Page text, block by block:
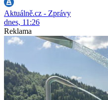
Aktuálně.cz - Zprávy
dnes, 11:26
Reklama